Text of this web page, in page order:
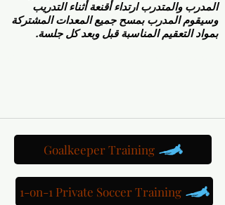
المدرب والمتدرب ارتداء أقنعة أثناء التدريب
وسيقوم المدرب بمسح جميع المعدات المشتركة
بمواد التعقيم المناسبة قبل وبعد كل جلسة.
Goalkeeper Training
1-on-1 Private Soccer Training